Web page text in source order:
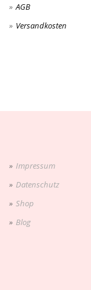
AGB
Versandkosten
Impressum
Datenschutz
Shop
Blog